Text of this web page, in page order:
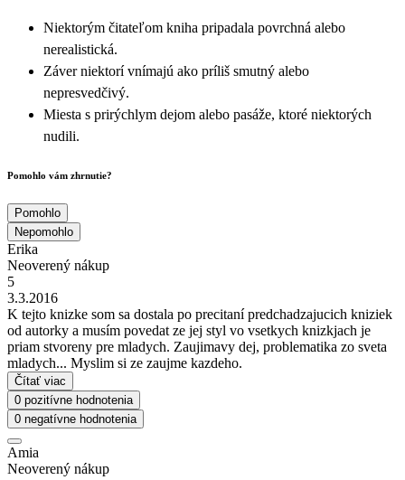
Niektorým čitateľom kniha pripadala povrchná alebo
nerealistická.
Záver niektorí vnímajú ako príliš smutný alebo
nepresvedčivý.
Miesta s prirýchlym dejom alebo pasáže, ktoré niektorých
nudili.
Pomohlo vám zhrnutie?
Pomohlo
Nepomohlo
Erika
Neoverený nákup
5
3.3.2016
K tejto knizke som sa dostala po precitaní predchadzajucich kniziek
od autorky a musím povedat ze jej styl vo vsetkych knizkjach je
priam stvoreny pre mladych. Zaujimavy dej, problematika zo sveta
mladych... Myslim si ze zaujme kazdeho.
Čítať viac
0 pozitívne hodnotenia
0 negatívne hodnotenia
Amia
Neoverený nákup